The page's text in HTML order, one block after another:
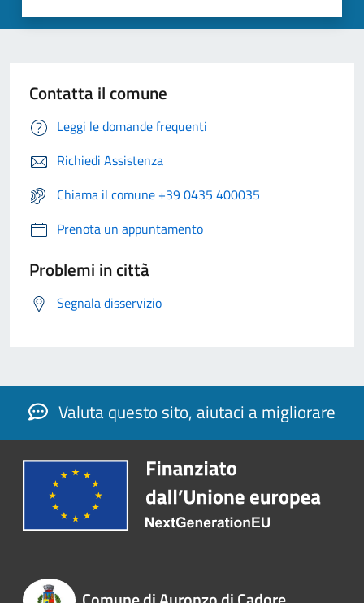
Contatta il comune
Leggi le domande frequenti
Richiedi Assistenza
Chiama il comune +39 0435 400035
Prenota un appuntamento
Problemi in città
Segnala disservizio
Valuta questo sito, aiutaci a migliorare